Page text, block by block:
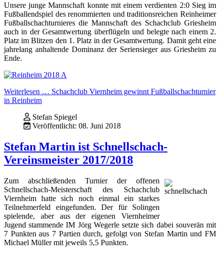
Unsere junge Mannschaft konnte mit einem verdienten 2:0 Sieg im
Fußballendspiel des renommierten und traditionsreichen Reinheimer
Fußballschachturnieres die Mannschaft des Schachclub Griesheim
auch in der Gesamtwertung überflügeln und belegte nach einem 2.
Platz im Blitzen den 1. Platz in der Gesamtwertung. Damit geht eine
jahrelang anhaltende Dominanz der Seriensieger aus Griesheim zu
Ende.
Weiterlesen … Schachclub Viernheim gewinnt Fußballschachturnier
in Reinheim
Stefan Spiegel
Veröffentlicht: 08. Juni 2018
Stefan Martin ist Schnellschach-
Vereinsmeister 2017/2018
Zum abschließenden Turnier der offenen
Schnellschach-Meisterschaft des Schachclub
Viernheim hatte sich noch einmal ein starkes
Teilnehmerfeld eingefunden. Der für Solingen
spielende, aber aus der eigenen Viernheimer
Jugend stammende IM Jörg Wegerle setzte sich dabei souverän mit
7 Punkten aus 7 Partien durch, gefolgt von Stefan Martin und FM
Michael Müller mit jeweils 5,5 Punkten.